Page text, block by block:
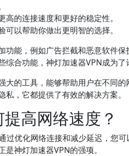
的连接速度和更好的稳定性。
以帮助你做出更明智的选择。
功能，例如广告拦截和恶意软件
合功能，神灯加速器VPN成为了
大的工具，能够帮助用户在不同
，它都提供了有效的解决方案。
高网络速度？
过优化网络连接和减少延迟，您
神灯加速器VPN的强项。